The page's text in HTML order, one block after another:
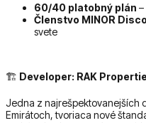
60/40 platobný plán
Členstvo MINOR
svete
🏗 Developer: RAK
Jedna z najrešpektovanejších
Emirátoch, tvoriaca nové